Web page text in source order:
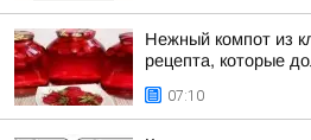
Нежный компот из
рецепта, которые
07:10